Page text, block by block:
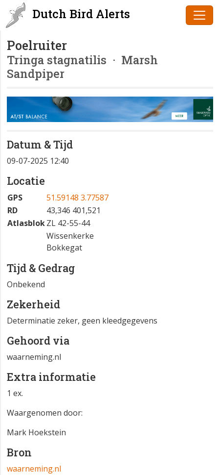
Dutch Bird Alerts
Poelruiter
Tringa stagnatilis · Marsh
Sandpiper
Datum & Tijd
09-07-2025 12:40
Locatie
GPS
51.59148 3.77587
RD
43,346 401,521
AtlasblokZL 42-55-44
Wissenkerke
Bokkegat
Tijd & Gedrag
Onbekend
Zekerheid
Determinatie zeker, geen kleedgegevens
Gehoord via
waarneming.nl
Extra informatie
1 ex.
Waargenomen door:
Mark Hoekstein
Bron
waarneming.nl